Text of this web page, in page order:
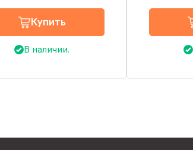
Купить
В наличии.